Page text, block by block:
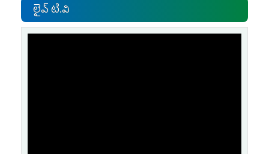
లైవ్ టి.వి